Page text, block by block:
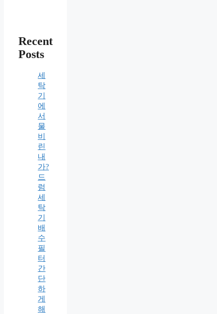
Recent
Posts
세
탁
기
에
서
물
비
린
내
가?
드
럼
세
탁
기
배
수
필
터
간
단
하
게
해